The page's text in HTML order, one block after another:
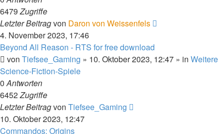
6479Zugriffe
Letzter Beitragvon Daron von Weissenfels
4. November 2023, 17:46
Beyond All Reason - RTS for free download
von Tiefsee_Gaming » 10. Oktober 2023, 12:47 » in Weitere
Science-Fiction-Spiele
0Antworten
6452Zugriffe
Letzter Beitragvon Tiefsee_Gaming
10. Oktober 2023, 12:47
Commandos: Origins